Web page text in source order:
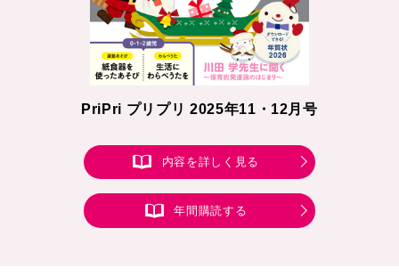
PriPri プリプリ 2025年11・12月号
内容を詳しく見る
年間購読する